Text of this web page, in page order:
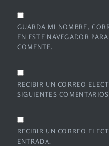
GUARDA MI NOMBRE,
EN ESTE NAVEGADOR
COMENTE.
RECIBIR UN CORREO
SIGUIENTES
RECIBIR UN CORREO
ENTRADA.